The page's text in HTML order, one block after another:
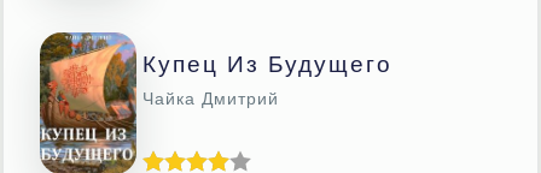
Купец Из Будущего
Чайка Дмитрий